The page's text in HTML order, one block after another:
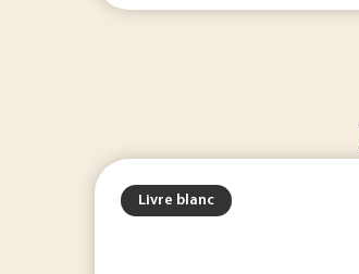
Livre blanc